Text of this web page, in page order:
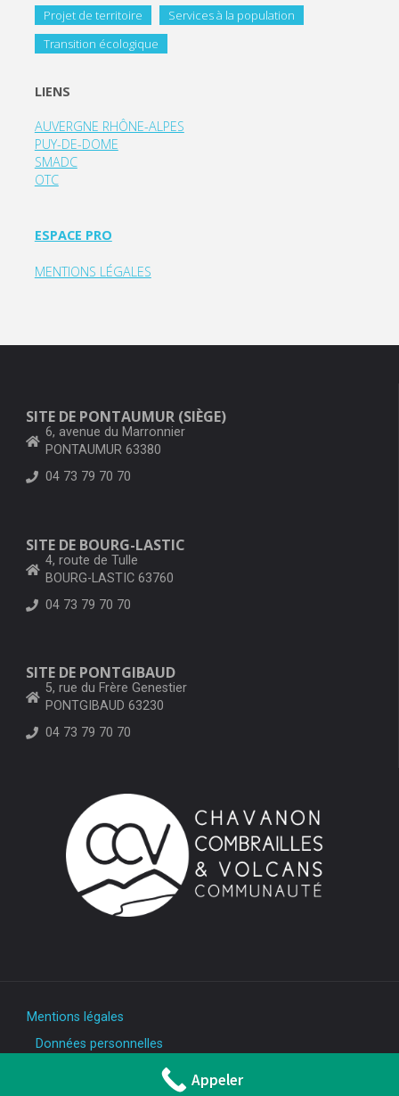
Projet de territoire
Services à la population
Transition écologique
LIENS
AUVERGNE RHÔNE-ALPES
PUY-DE-DOME
SMADC
OTC
ESPACE PRO
MENTIONS LÉGALES
SITE DE PONTAUMUR (SIÈGE)
6, avenue du Marronnier
PONTAUMUR 63380
04 73 79 70 70
SITE DE BOURG-LASTIC
4, route de Tulle
BOURG-LASTIC 63760
04 73 79 70 70
SITE DE PONTGIBAUD
5, rue du Frère Genestier
PONTGIBAUD 63230
04 73 79 70 70
Mentions légales
Données personnelles
Appeler